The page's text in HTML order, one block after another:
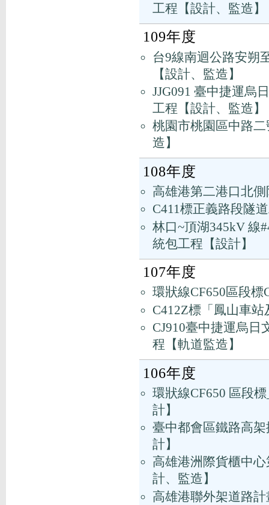
工程【設計、監造】
109年度
台9線南迴公路安朔
【設計、監造】
JJG091 臺中捷運烏
工程【設計、監造】
桃園市桃園區中路
造】
108年度
高雄港第二港口北
C411標正義路段隧
林口~頂湖345kV 線
統包工程【設計】
107年度
環狀線CF650區段
C412Z標「鳳山車
CJ910臺中捷運烏日
程【軌道監造】
106年度
環狀線CF650 區段
計】
臺中都會區鐵路高
計】
高雄港洲際貨櫃中
計、監造】
高雄港聯外架道路